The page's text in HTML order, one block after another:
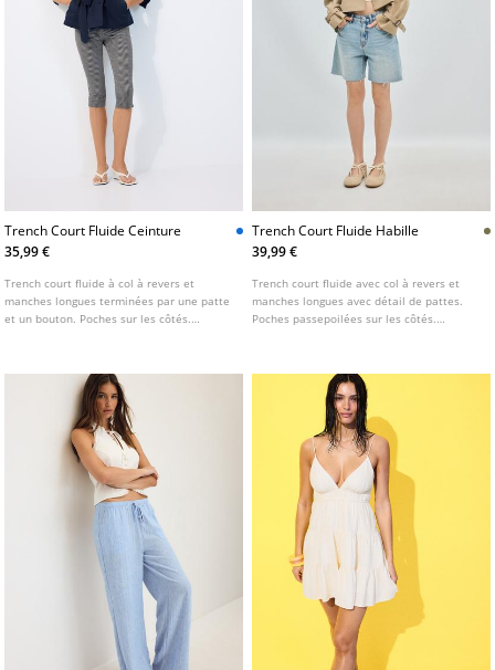
Trench Court Fluide Ceinture
35,99 €
Trench court fluide à col à revers et
manches longues terminées par une patte
et un bouton. Poches sur les côtés.
Trench Court Fluide Habille
39,99 €
Trench court fluide avec col à revers et
manches longues avec détail de pattes.
Poches passepoilées sur les côtés.